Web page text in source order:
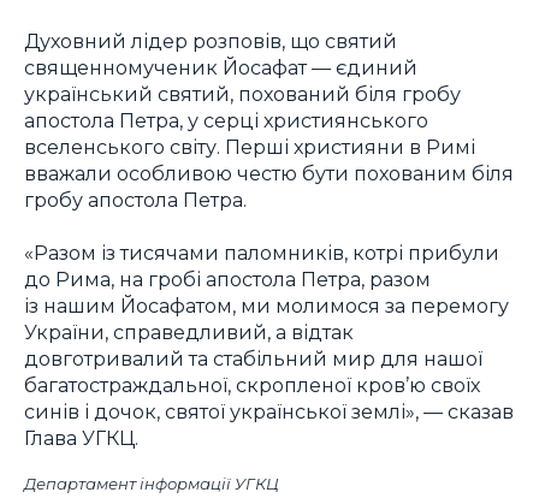
Духовний лідер розповів, що святий
священномученик Йосафат — єдиний
український святий, похований біля гробу
апостола Петра, у серці християнського
вселенського світу. Перші християни в Римі
вважали особливою честю бути похованим біля
гробу апостола Петра.
«Разом із тисячами паломників, котрі прибули
до Рима, на гробі апостола Петра, разом
із нашим Йосафатом, ми молимося за перемогу
України, справедливий, а відтак
довготривалий та стабільний мир для нашої
багатостраждальної, скропленої кров’ю своїх
синів і дочок, святої української землі», — сказав
Глава УГКЦ.
Департамент інформації УГКЦ